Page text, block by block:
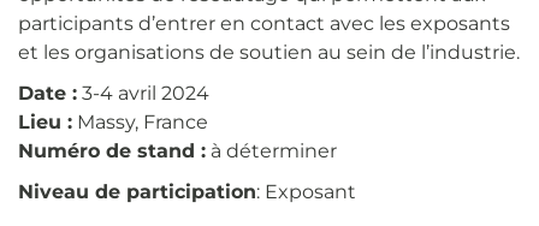
participants d’entrer en contact avec les exposants
et les organisations de soutien au sein de l’industrie.
Date : 3-4 avril 2024
Lieu : Massy, France
Numéro de stand : à déterminer
Niveau de participation: Exposant